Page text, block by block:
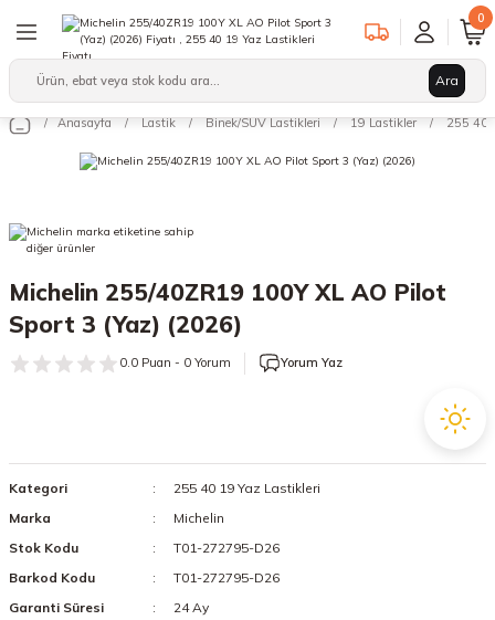
Geri Dön
15 Lastikler
16 Lastikler
17.5 Lastikler
19 Lastikler
15 Lastikler
16 Lastikler
18 Lastikler
Geri Dön
Geri Dön
0
Ara
Anasayfa Lastik Binek/SUV Lastikleri 19 Lastikler 255 40
Michelin 255/40ZR19 100Y XL AO Pilot
Sport 3 (Yaz) (2026)
0.0 Puan - 0 Yorum Yorum Yaz
Kategori
255 40 19 Yaz Lastikleri
Marka
Michelin
Stok Kodu
T01-272795-D26
Barkod Kodu
T01-272795-D26
Garanti Süresi
24 Ay